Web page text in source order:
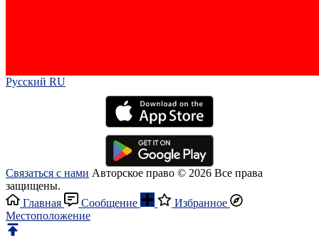
Русский RU‎
Связаться с нами Авторское право © 2026 Все права
защищены.
Главная
Сообщение
Избранное
Местоположение